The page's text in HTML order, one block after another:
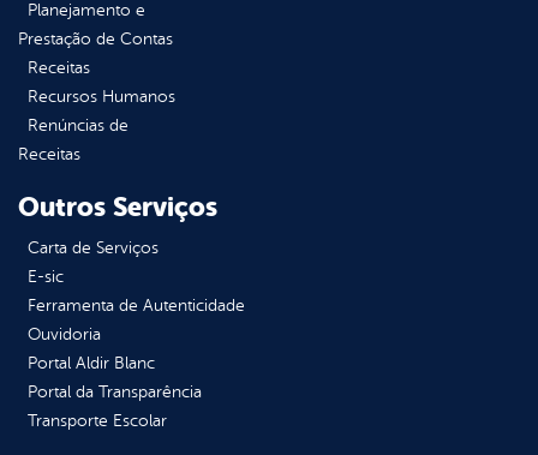
Planejamento e
Prestação de Contas
Receitas
Recursos Humanos
Renúncias de
Receitas
Outros Serviços
Carta de Serviços
E-sic
Ferramenta de Autenticidade
Ouvidoria
Portal Aldir Blanc
Portal da Transparência
Transporte Escolar